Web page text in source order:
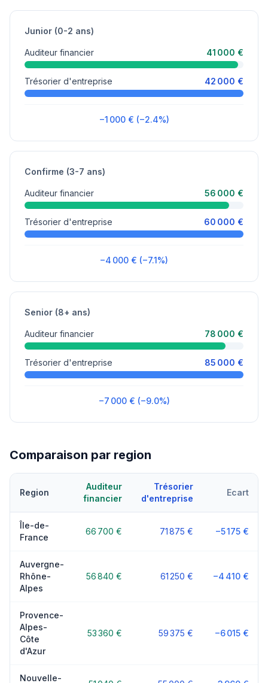
Junior (0-2 ans)
Auditeur financier 41 000 €
Trésorier d'entreprise 42 000 €
−1 000 € (−2.4%)
Confirme (3-7 ans)
Auditeur financier 56 000 €
Trésorier d'entreprise 60 000 €
−4 000 € (−7.1%)
Senior (8+ ans)
Auditeur financier 78 000 €
Trésorier d'entreprise 85 000 €
−7 000 € (−9.0%)
Comparaison par region
Region
Auditeur
financier
Trésorier
d'entreprise
Ecart
Île-de-
France
66 700 € 71 875 € −5 175 €
Auvergne-
Rhône-
Alpes
56 840 € 61 250 € −4 410 €
Provence-
Alpes-
Côte
d'Azur
53 360 € 59 375 € −6 015 €
Nouvelle-